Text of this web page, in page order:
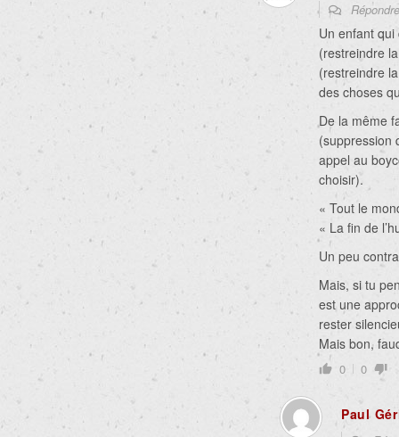
Un enfant
(restreindre
(restreindre
des choses
De la même
(suppression
appel au
choisir).
« Tout le
« La fin de
Un peu
Mais, si tu
est une
rester
Mais bon,
0 0
Paul